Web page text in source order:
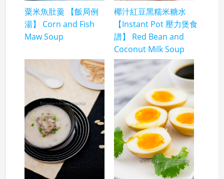
粟米魚肚羹 【飯局例
湯】 Corn and Fish
Maw Soup
椰汁紅豆黑糯米糖水
【Instant Pot 壓力煲食
譜】 Red Bean and
Coconut Milk Soup